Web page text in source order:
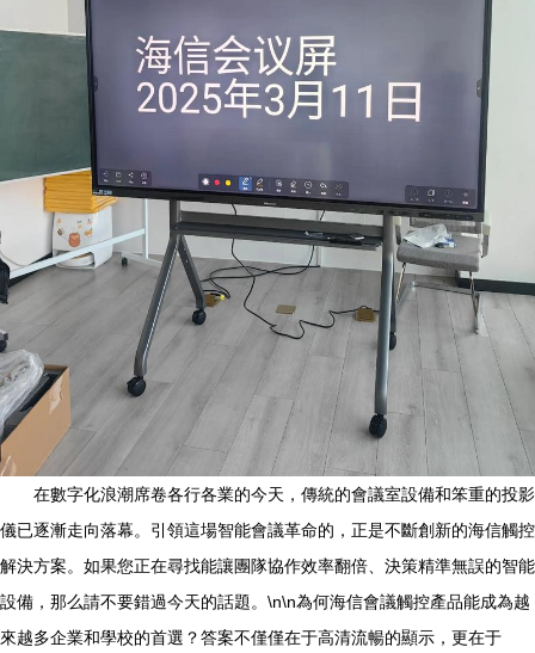
在數字化浪潮席卷各行各業的今天，傳統的會議室設備和笨重的投影
儀已逐漸走向落幕。引領這場智能會議革命的，正是不斷創新的海信觸控
解決方案。如果您正在尋找能讓團隊協作效率翻倍、決策精準無誤的智能
設備，那么請不要錯過今天的話題。\n\n為何海信會議觸控產品能成為越
來越多企業和學校的首選？答案不僅僅在于高清流暢的顯示，更在于